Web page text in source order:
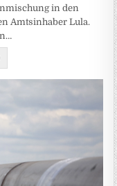
in den
Amtsinhaber Lula.